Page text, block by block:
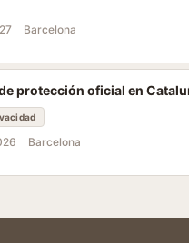
Barcelona
protección oficial en
Barcelona